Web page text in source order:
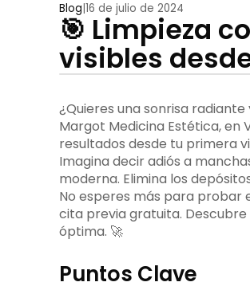
Blog 16 de julio de 2024
🎯 Limpieza
visibles
¿Quieres una sonrisa radiante
Margot Medicina Estética, en
resultados desde tu primera
Imagina decir adiós a
moderna. Elimina los
No esperes más para probar
cita previa gratuita. Descubre
óptima. 🚀
Puntos Clave